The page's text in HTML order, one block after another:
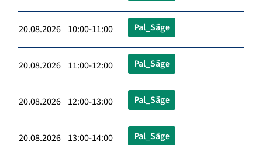
20.08.2026 10:00-11:00 Pal_Säge
20.08.2026 11:00-12:00 Pal_Säge
20.08.2026 12:00-13:00 Pal_Säge
20.08.2026 13:00-14:00 Pal_Säge